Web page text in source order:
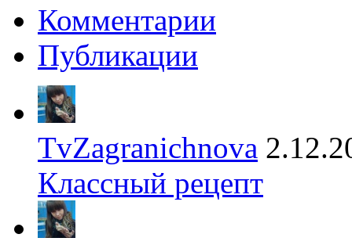
Комментарии
Публикации
TvZagranichnova
Классный рецепт